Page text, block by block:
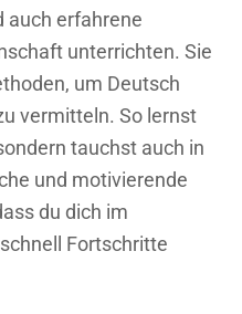
auch erfahrene
unterrichten. Sie
um Deutsch
vermitteln. So lernst
tauchst auch in
und motivierende
du dich im
Fortschritte